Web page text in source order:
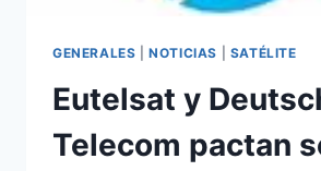
GENERALES |NOTICIAS SATÉLITE
Eutelsat y
Telecom pactan